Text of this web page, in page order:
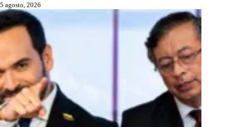
5 agosto, 2026